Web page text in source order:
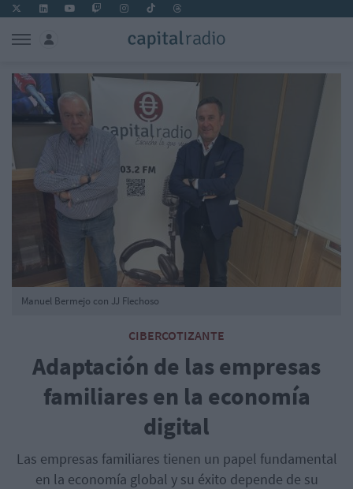
CIBERCOTIZANTE
Adaptación de las empresas
familiares en la economía
digital
Las empresas familiares tienen un papel fundamental
en la economía global y su éxito depende de su
Manuel Bermejo con JJ Flechoso